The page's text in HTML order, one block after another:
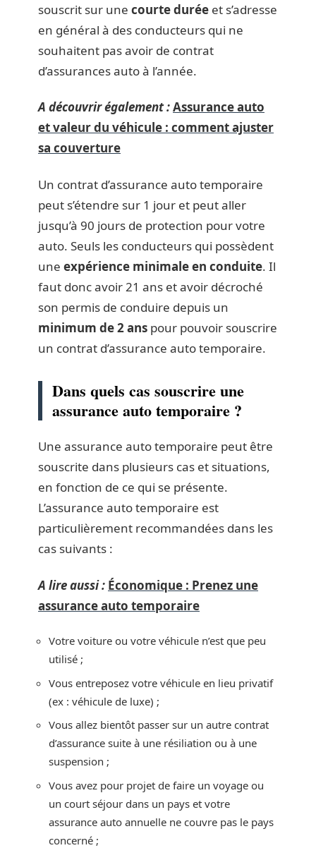
souscrit sur une courte durée et s’adresse
en général à des conducteurs qui ne
souhaitent pas avoir de contrat
d’assurances auto à l’année.
A découvrir également :Assurance auto
et valeur du véhicule : comment ajuster
sa couverture
Un contrat d’assurance auto temporaire
peut s’étendre sur 1 jour et peut aller
jusqu’à 90 jours de protection pour votre
auto. Seuls les conducteurs qui possèdent
une expérience minimale en conduite. Il
faut donc avoir 21 ans et avoir décroché
son permis de conduire depuis un
minimum de 2 ans pour pouvoir souscrire
un contrat d’assurance auto temporaire.
Dans quels cas souscrire une
assurance auto temporaire ?
Une assurance auto temporaire peut être
souscrite dans plusieurs cas et situations,
en fonction de ce qui se présente.
L’assurance auto temporaire est
particulièrement recommandées dans les
cas suivants :
A lire aussi : Économique : Prenez une
assurance auto temporaire
Votre voiture ou votre véhicule n’est que peu
utilisé ;
Vous entreposez votre véhicule en lieu privatif
(ex : véhicule de luxe) ;
Vous allez bientôt passer sur un autre contrat
d’assurance suite à une résiliation ou à une
suspension ;
Vous avez pour projet de faire un voyage ou
un court séjour dans un pays et votre
assurance auto annuelle ne couvre pas le pays
concerné ;